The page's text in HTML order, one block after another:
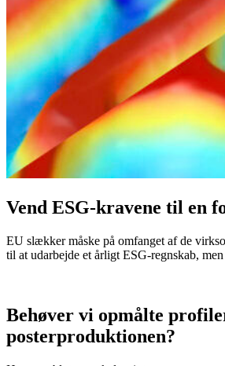
Vend ESG-kravene til en
EU slækker måske på omfanget af de
til at udarbejde et årligt ESG-regnskab,
Behøver vi opmålte
posterproduktionen?